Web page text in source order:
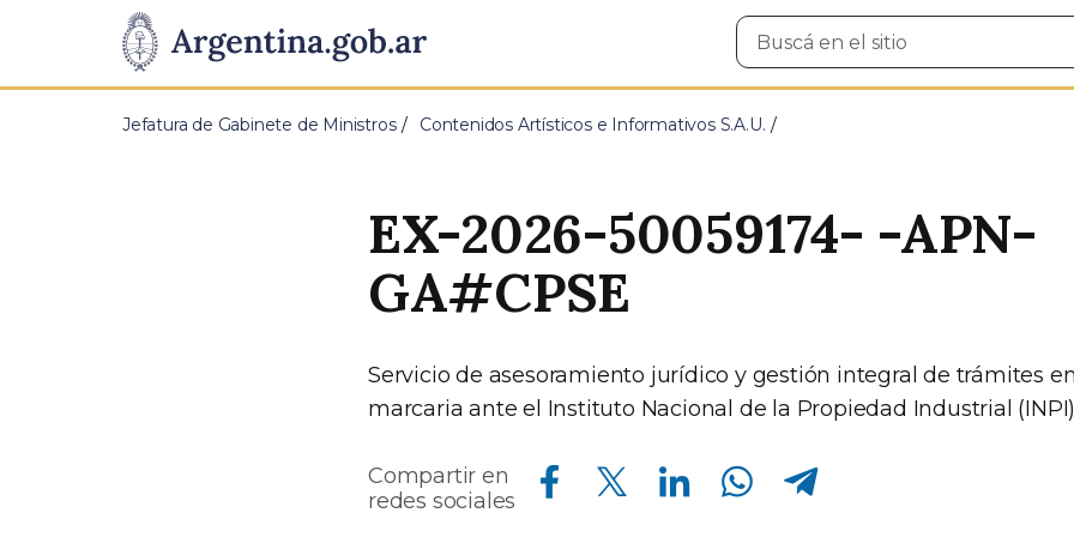
Presidencia
de
Pasar al contenido principal
Buscar
en
Jefatura de Gabinete de Ministros Contenidos Artísticos e Informativos S.A.U.
EX-2026-50059174- -APN-
GA#CPSE
Servicio de asesoramiento jurídico y gestión integral de trámites
marcaria ante el Instituto Nacional de la Propiedad Industrial (INPI)
Compartir en
redes sociales
Compartir en Facebook Compartir en Twitter Compartir en Linkedin Compartir en Whatsapp Compartir en Telegram